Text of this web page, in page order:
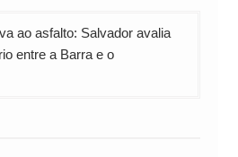
ao asfalto: Salvador avalia
entre a Barra e o